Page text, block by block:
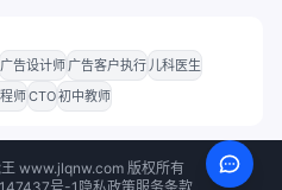
广告设计师 广告客户执行 儿科医生
师CTO初中教师
www.jlqnw.com 版权所有